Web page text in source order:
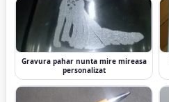
Gravura pahar nunta mire mireasa
personalizat